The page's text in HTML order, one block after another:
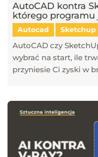
AutoCAD kontra
którego programu
Autocad Sketchup
AutoCAD czy
wybrać na start, ile
przyniesie Ci zyski w